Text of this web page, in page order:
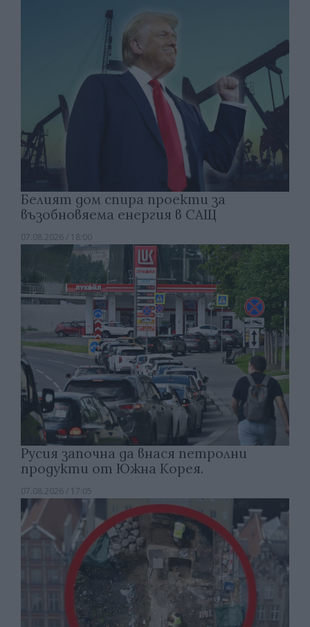
Белият дом спира проекти за
възобновяема енергия в САЩ
07.08.2026 / 18:00
Русия започна да внася петролни
продукти от Южна Корея.
07.08.2026 / 17:05